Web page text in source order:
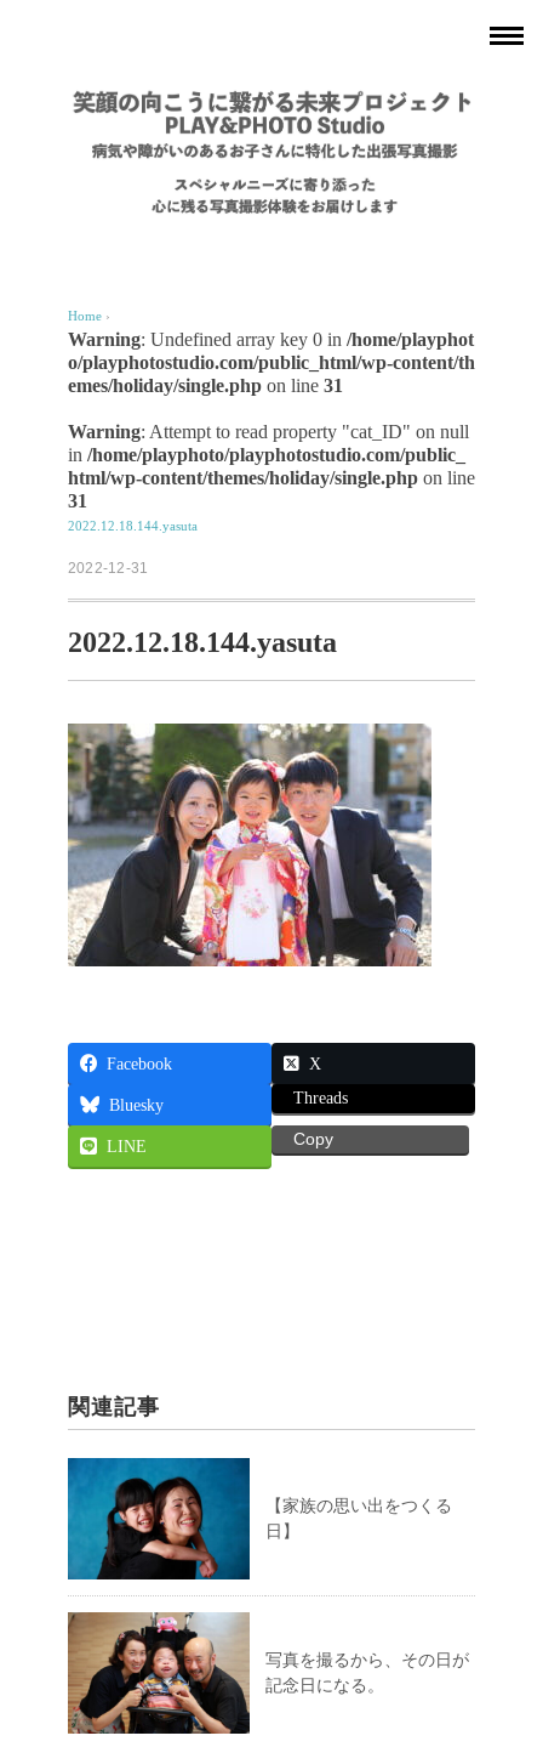
Home ›
Warning: Undefined array key 0 in /home/playphot
o/playphotostudio.com/public_html/wp-content/th
emes/holiday/single.php on line 31
Warning: Attempt to read property "cat_ID" on null
in /home/playphoto/playphotostudio.com/public_
html/wp-content/themes/holiday/single.php on line
31
2022.12.18.144.yasuta
2022-12-31
2022.12.18.144.yasuta
Facebook X
Bluesky Threads
LINE Copy
関連記事
【家族の思い出をつくる
日】
写真を撮るから、その日が
記念日になる。